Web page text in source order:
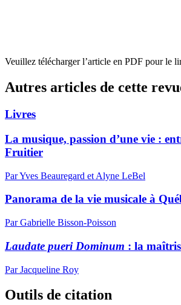
Veuillez télécharger l’article en PDF pour le
Autres articles de cette
Livres
La musique, passion d’une vie :
Fruitier
Par Yves Beauregard et Alyne LeBel
Panorama de la vie musicale à
Par Gabrielle Bisson-Poisson
Laudate pueri Dominum : la
Par Jacqueline Roy
Outils de citation